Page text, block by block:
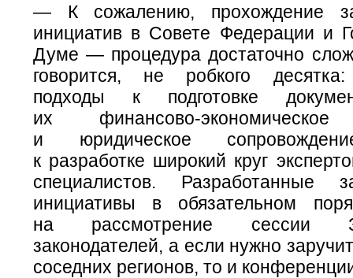
— К сожалению, прохождение
инициатив в Совете Федерации и
Думе — процедура достаточно
говорится, не робкого десятка:
подходы к подготовке
их финансово-экономическое
и юридическое
к разработке широкий круг
специалистов. Разработанные
инициативы в обязательном
на рассмотрение сессии
законодателей, а если нужно
соседних регионов, то и